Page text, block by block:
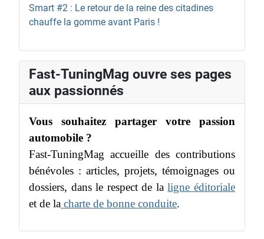
Smart #2 : Le retour de la reine des citadines
chauffe la gomme avant Paris !
Fast-TuningMag ouvre ses pages
aux passionnés
Vous souhaitez partager votre passion
automobile ?
Fast-TuningMag accueille des contributions
bénévoles : articles, projets, témoignages ou
dossiers, dans le respect de laligne éditoriale
et de la charte de bonne conduite.